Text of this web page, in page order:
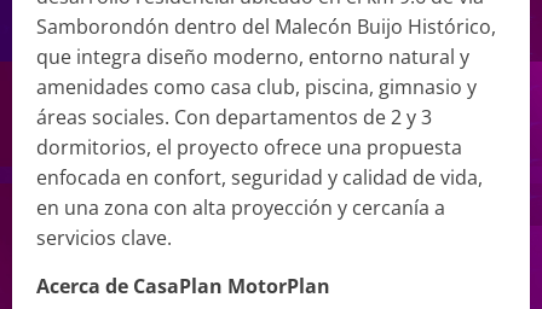
Samborondón dentro del Malecón Buijo Histórico,
que integra diseño moderno, entorno natural y
amenidades como casa club, piscina, gimnasio y
áreas sociales. Con departamentos de 2 y 3
dormitorios, el proyecto ofrece una propuesta
enfocada en confort, seguridad y calidad de vida,
en una zona con alta proyección y cercanía a
servicios clave.
Acerca de CasaPlan MotorPlan